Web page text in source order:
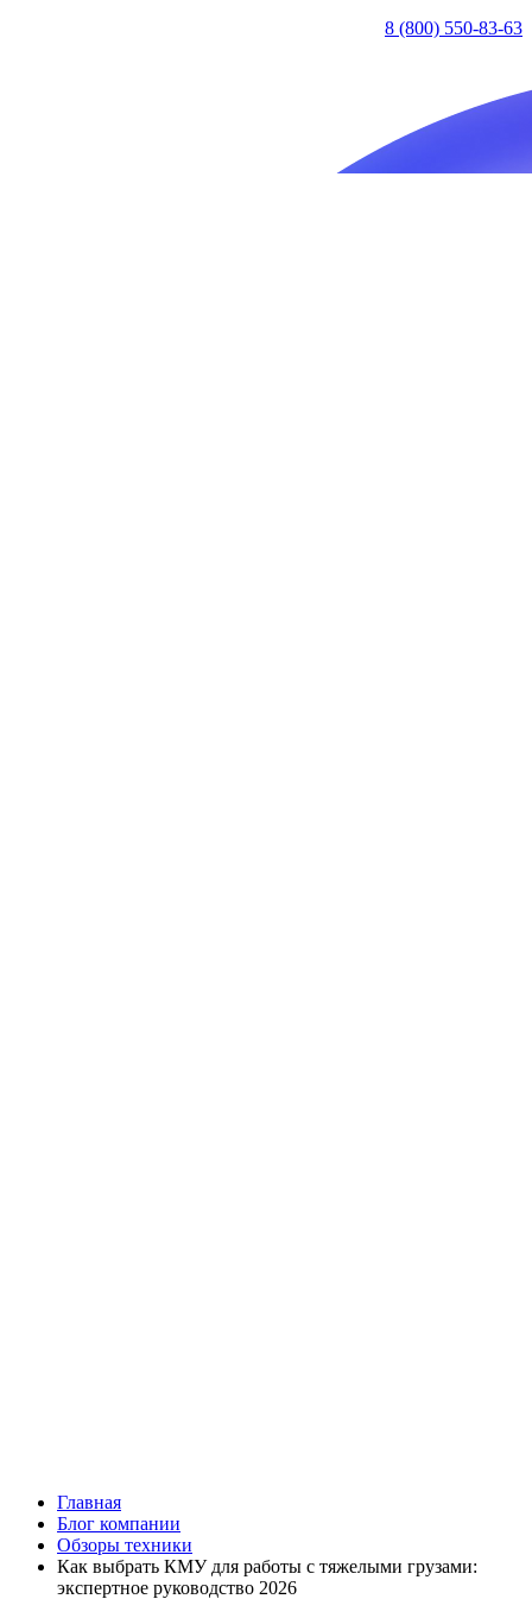
8 (800) 550-83-63
Главная
Блог компании
Обзоры техники
Как выбрать КМУ для работы с тяжелыми грузами:
экспертное руководство 2026